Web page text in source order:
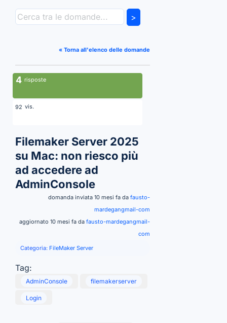
>
« Torna all'elenco delle domande
4 risposte
92 vis.
Filemaker Server 2025
su Mac: non riesco più
ad accedere ad
AdminConsole
domanda inviata 10 mesi fa da fausto-
mardegangmail-com
aggiornato 10 mesi fa da fausto-mardegangmail-
com
Categoria: FileMaker Server
Tag:
AdminConsole filemakerserver
Login